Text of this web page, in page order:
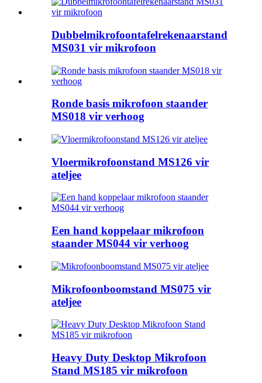
Dubbelmikrofoontafelrekenaarstand
MS031 vir mikrofoon
Ronde basis mikrofoon staander
MS018 vir verhoog
Vloermikrofoonstand MS126 vir
ateljee
Een hand koppelaar mikrofoon
staander MS044 vir verhoog
Mikrofoonboomstand MS075 vir
ateljee
Heavy Duty Desktop Mikrofoon
Stand MS185 vir mikrofoon